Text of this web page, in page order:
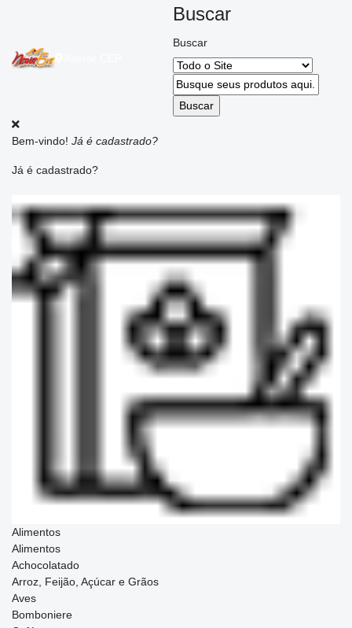
Buscar
Buscar
Bem-vindo! Já é cadastrado?
Já é cadastrado?
Alimentos
Alimentos
Achocolatado
Arroz, Feijão, Açúcar e Grãos
Aves
Bomboniere